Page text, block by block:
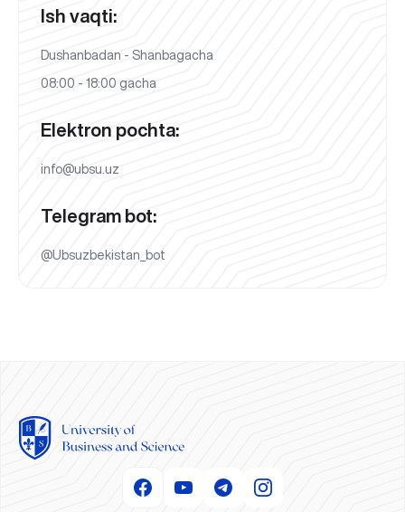
Ish vaqti:
Dushanbadan - Shanbagacha
08:00 - 18:00 gacha
Elektron pochta:
info@ubsu.uz
Telegram bot:
@Ubsuzbekistan_bot